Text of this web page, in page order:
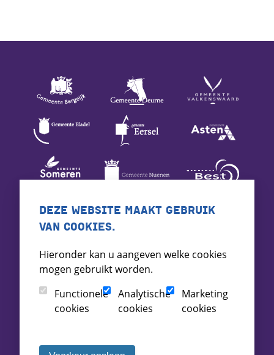
DEZE WEBSITE MAAKT GEBRUIK
VAN COOKIES.
Hieronder kan u aangeven welke cookies
mogen gebruikt worden.
Functionele
cookies
Analytische
cookies
Marketing
cookies